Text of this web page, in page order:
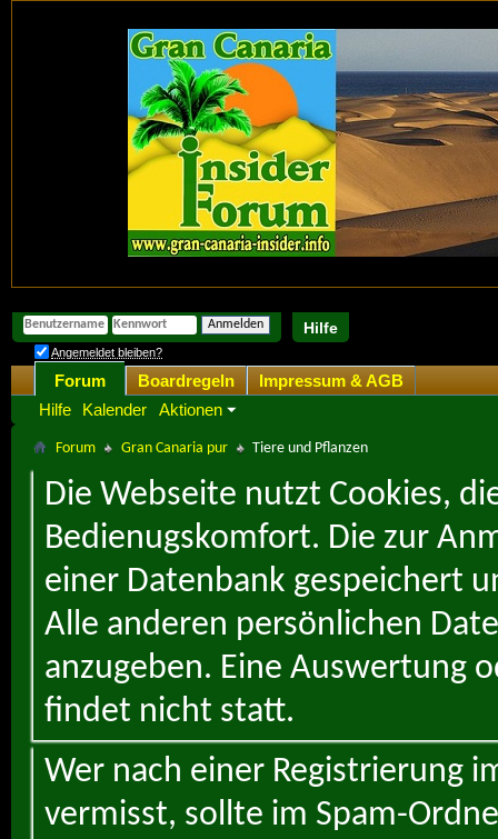
Hilfe
Angemeldet bleiben?
Forum
Hilfe
Kalender Aktionen
Boardregeln Impressum & AGB
Forum Gran Canaria pur Tiere und Pflanzen
Die Webseite nutzt Cookies,
Bedienugskomfort. Die zur
einer Datenbank gespeichert
Alle anderen persönlichen
anzugeben. Eine Auswertung
findet nicht statt.
Wer nach einer Registrierung
vermisst, sollte im Spam-